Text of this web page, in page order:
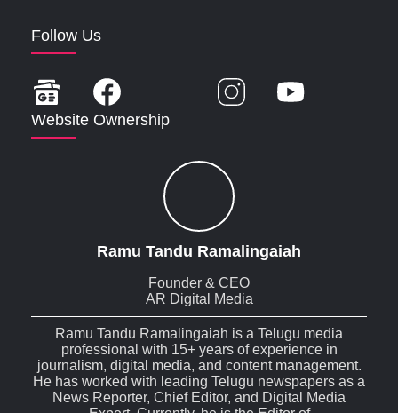
Follow Us
Website Ownership
Ramu Tandu Ramalingaiah
Founder & CEO
AR Digital Media
Ramu Tandu Ramalingaiah is a Telugu media
professional with 15+ years of experience in
journalism, digital media, and content management.
He has worked with leading Telugu newspapers as a
News Reporter, Chief Editor, and Digital Media